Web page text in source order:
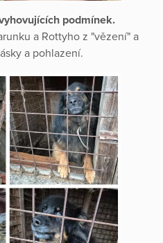
podmínek.
a Rottyho z "vězení" a
a pohlazení.